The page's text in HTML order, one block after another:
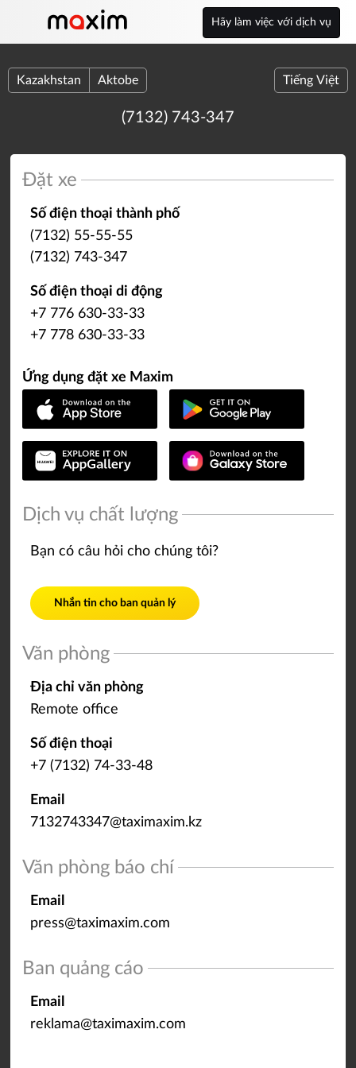
Hãy làm việc với dịch vụ
Kazakhstan Aktobe
(7132) 743-347
Tiếng Việt
Đặt xe
Số điện thoại thành phố
(7132) 55-55-55
(7132) 743-347
Số điện thoại di động
+7 776 630-33-33
+7 778 630-33-33
Ứng dụng đặt xe Maxim
Dịch vụ chất lượng
Bạn có câu hỏi cho chúng tôi?
Nhắn tin cho ban quản lý
Văn phòng
Địa chỉ văn phòng
Remote office
Số điện thoại
+7 (7132) 74-33-48
Email
7132743347@taximaxim.kz
Văn phòng báo chí
Email
press@taximaxim.com
Ban quảng cáo
Email
reklama@taximaxim.com